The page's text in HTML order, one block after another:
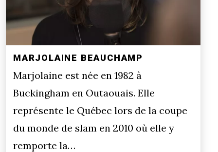
MARJOLAINE BEAUCHAMP
Marjolaine est née en 1982 à
Buckingham en Outaouais. Elle
représente le Québec lors de la coupe
du monde de slam en 2010 où elle y
remporte la…